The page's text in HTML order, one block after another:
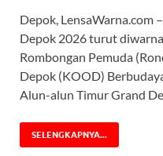
Depok, LensaWarna.com
Depok 2026 turut
Rombongan Pemuda
Depok (KOOD)
Alun-alun Timur Grand
SELENGKAPNYA...